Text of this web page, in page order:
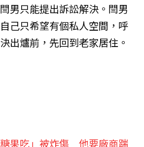
男只能提出訴訟解決。閆男
己只希望有個私人空間，呼
出爐前，先回到老家居住。
果吃」被炸傷 他要廠商踹